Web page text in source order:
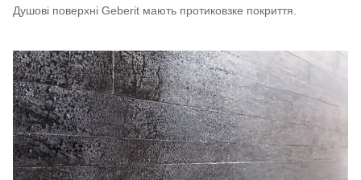
Душові поверхні Geberit мають протиковзке покриття.